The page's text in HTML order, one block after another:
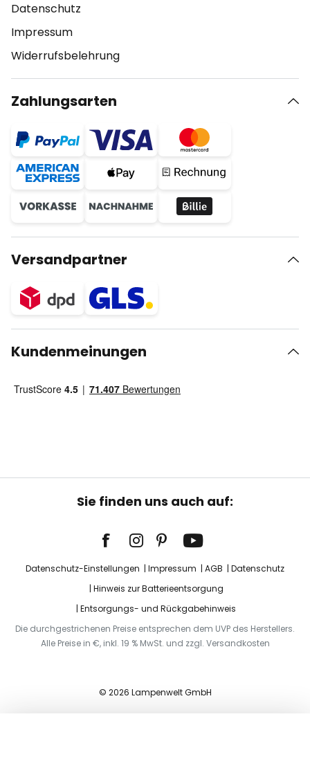
Datenschutz
Impressum
Widerrufsbelehrung
Zahlungsarten
Versandpartner
Kundenmeinungen
Sie finden uns auch auf:
Datenschutz-Einstellungen Impressum AGB
Datenschutz
Hinweis zur Batterieentsorgung
Entsorgungs- und Rückgabehinweis
Die durchgestrichenen Preise entsprechen dem UVP des Herstellers.
Alle Preise in €, inkl. 19 % MwSt. und zzgl. Versandkosten
© 2026 Lampenwelt GmbH